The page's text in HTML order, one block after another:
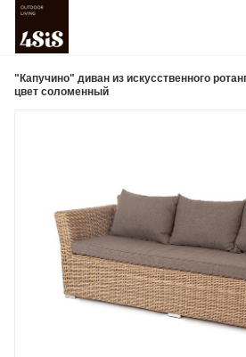
"Капучино" диван из искусственного
цвет соломенный